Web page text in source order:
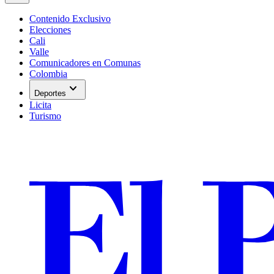
Contenido Exclusivo
Elecciones
Cali
Valle
Comunicadores en Comunas
Colombia
Deportes expand_more
Licita
Turismo